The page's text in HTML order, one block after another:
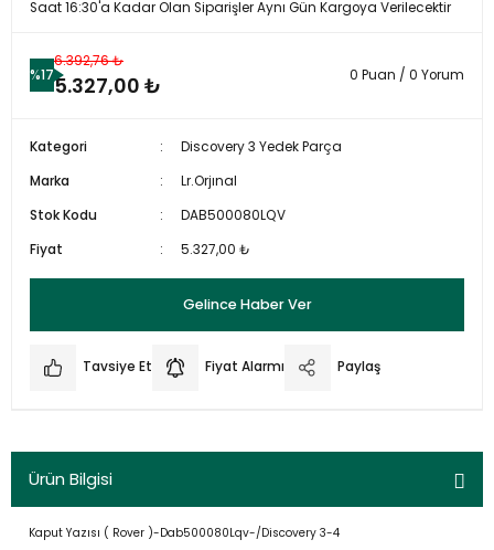
Saat 16:30'a Kadar Olan Siparişler Aynı Gün Kargoya Verilecektir
%17
6.392,76 ₺
5.327,00 ₺ 0 Puan / 0 Yorum
Kategori
Discovery 3 Yedek Parça
Marka
Lr.Orjınal
Stok Kodu
DAB500080LQV
Fiyat
5.327,00 ₺
Gelince Haber Ver
Tavsiye Et Fiyat Alarmı Paylaş
Ürün Bilgisi
Kaput Yazısı ( Rover )-Dab500080Lqv-/Discovery 3-4